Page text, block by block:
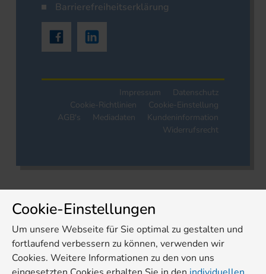
Barrierefreiheitserklärung
Impressum
Datenschutz
Cookie-Richtlinien
Cookie-Einstellung
AGB's
Mediadaten
Kundeninformation
Widerrufsrecht
Cookie-Einstellungen
Um unsere Webseite für Sie optimal zu gestalten und
fortlaufend verbessern zu können, verwenden wir
Cookies. Weitere Informationen zu den von uns